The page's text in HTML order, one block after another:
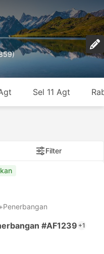
Sel 11 Agt
Filter
#AF1239 +1